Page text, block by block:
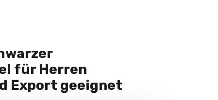
für Herren
Export geeignet